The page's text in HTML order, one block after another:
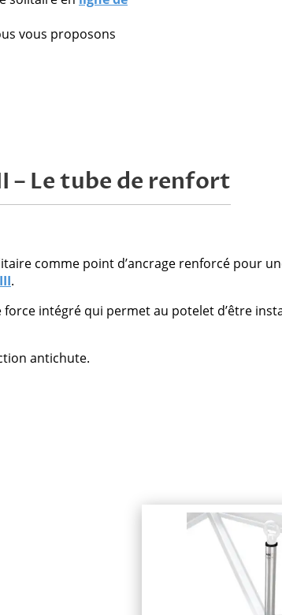
vous proposons
– Le tube de renfort
comme point d’ancrage renforcé pour
.
intégré qui permet au potelet d’être
antichute.